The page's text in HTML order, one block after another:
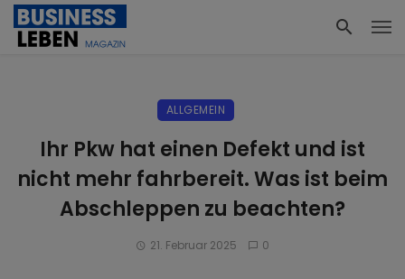
ALLGEMEIN
Ihr Pkw hat einen Defekt und ist
nicht mehr fahrbereit. Was ist beim
Abschleppen zu beachten?
21. Februar 2025 0